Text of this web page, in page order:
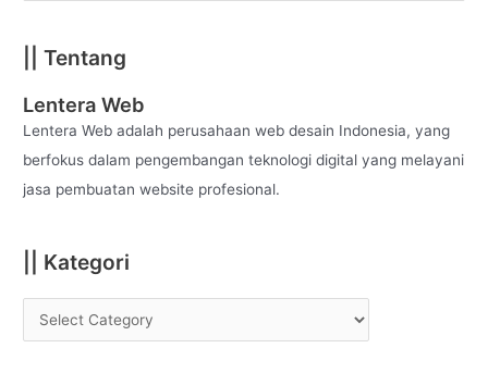
r
c
h
f
o
|| Tentang
Lentera Web
Lentera Web adalah perusahaan web desain Indonesia, yang
berfokus dalam pengembangan teknologi digital yang melayani
jasa pembuatan website profesional.
|| Kategori